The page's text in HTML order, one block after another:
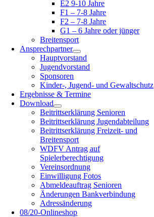
E2 9-10 Jahre
F1 – 7-8 Jahre
F2 – 7-8 Jahre
G1 – 6 Jahre oder jünger
Breitensport
Ansprechpartner
Hauptvorstand
Jugendvorstand
Sponsoren
Kinder-, Jugend- und Gewaltschutz
Ergebnisse & Termine
Download
Beitrittserklärung Senioren
Beitrittserklärung Jugendabteilung
Beitrittserklärung Freizeit- und
Breitensport
WDFV Antrag auf
Spielerberechtigung
Vereinsordnung
Einwilligung Fotos
Abmeldeauftrag Senioren
Änderungen Bankverbindung
Adressänderung
08/20-Onlineshop